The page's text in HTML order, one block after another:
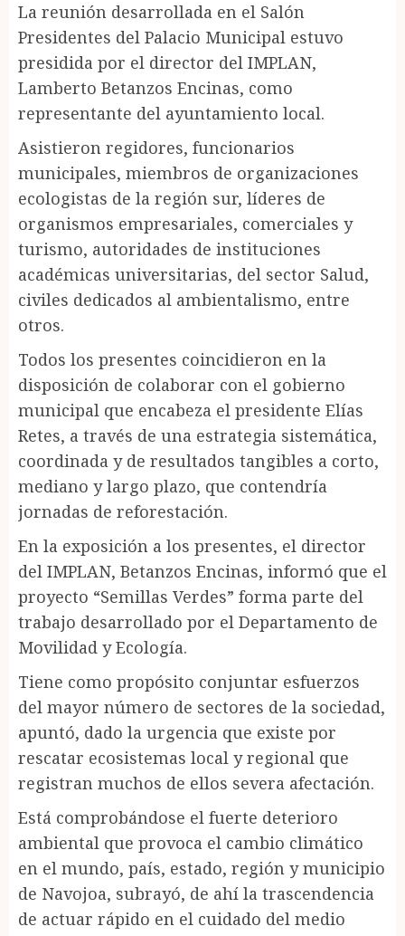
La reunión desarrollada en el Salón
Presidentes del Palacio Municipal estuvo
presidida por el director del IMPLAN,
Lamberto Betanzos Encinas, como
representante del ayuntamiento local.
Asistieron regidores, funcionarios
municipales, miembros de organizaciones
ecologistas de la región sur, líderes de
organismos empresariales, comerciales y
turismo, autoridades de instituciones
académicas universitarias, del sector Salud,
civiles dedicados al ambientalismo, entre
otros.
Todos los presentes coincidieron en la
disposición de colaborar con el gobierno
municipal que encabeza el presidente Elías
Retes, a través de una estrategia sistemática,
coordinada y de resultados tangibles a corto,
mediano y largo plazo, que contendría
jornadas de reforestación.
En la exposición a los presentes, el director
del IMPLAN, Betanzos Encinas, informó que el
proyecto “Semillas Verdes” forma parte del
trabajo desarrollado por el Departamento de
Movilidad y Ecología.
Tiene como propósito conjuntar esfuerzos
del mayor número de sectores de la sociedad,
apuntó, dado la urgencia que existe por
rescatar ecosistemas local y regional que
registran muchos de ellos severa afectación.
Está comprobándose el fuerte deterioro
ambiental que provoca el cambio climático
en el mundo, país, estado, región y municipio
de Navojoa, subrayó, de ahí la trascendencia
de actuar rápido en el cuidado del medio